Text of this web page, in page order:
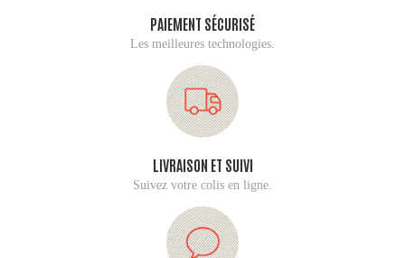
PAIEMENT SÉCURISÉ
Les meilleures technologies.
LIVRAISON ET SUIVI
Suivez votre colis en ligne.